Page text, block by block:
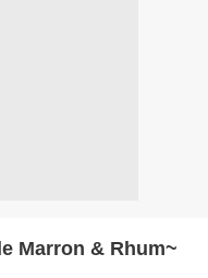
Marron & Rhum~